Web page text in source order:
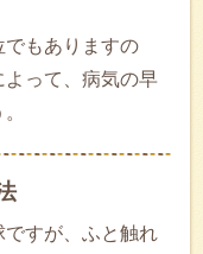
もありますの
って、病気の早
すが、ふと触れ